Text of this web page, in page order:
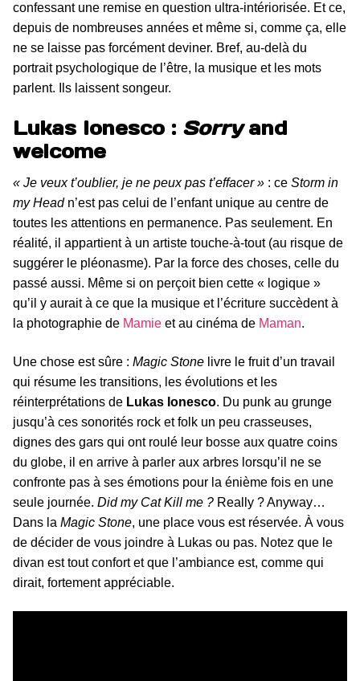
confessant une remise en question ultra-intériorisée. Et ce,
depuis de nombreuses années et même si, comme ça, elle
ne se laisse pas forcément deviner. Bref, au-delà du
portrait psychologique de l’être, la musique et les mots
parlent. Ils laissent songeur.
Lukas Ionesco : Sorryand
welcome
« Je veux t’oublier, je ne peux pas t’effacer » : ce Storm in
my Head n’est pas celui de l’enfant unique au centre de
toutes les attentions en permanence. Pas seulement. En
réalité, il appartient à un artiste touche-à-tout (au risque de
suggérer le pléonasme). Par la force des choses, celle du
passé aussi. Même si on perçoit bien cette « logique »
qu’il y aurait à ce que la musique et l’écriture succèdent à
la photographie de Mamie et au cinéma de Maman.
Une chose est sûre : Magic Stone livre le fruit d’un travail
qui résume les transitions, les évolutions et les
réinterprétations de Lukas Ionesco. Du punk au grunge
jusqu’à ces sonorités rock et folk un peu crasseuses,
dignes des gars qui ont roulé leur bosse aux quatre coins
du globe, il en arrive à parler aux arbres lorsqu’il ne se
confronte pas à ses émotions pour la énième fois en une
seule journée. Did my Cat Kill me ? Really ? Anyway…
Dans la Magic Stone, une place vous est réservée. À vous
de décider de vous joindre à Lukas ou pas. Notez que le
divan est tout confort et que l’ambiance est, comme qui
dirait, fortement appréciable.